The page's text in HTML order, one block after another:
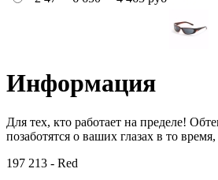
Информация
Для тех, кто работает на пределе!
позаботятся о ваших глазах в то
197 213 - Red